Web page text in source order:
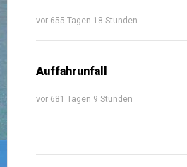
vor 655 Tagen 18 Stunden
Auffahrunfall
vor 681 Tagen 9 Stunden